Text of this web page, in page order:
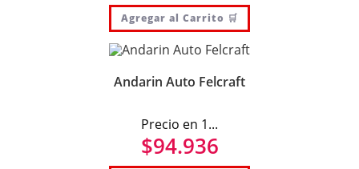
Agregar al Carrito 🛒
Andarin Auto Felcraft
Precio en 1...
$94.936